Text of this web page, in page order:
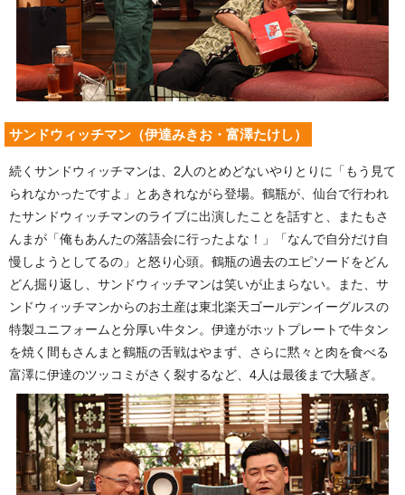
サンドウィッチマン（伊達みきお・富澤たけし）
続くサンドウィッチマンは、2人のとめどないやりとりに「もう見て
られなかったですよ」とあきれながら登場。鶴瓶が、仙台で行われ
たサンドウィッチマンのライブに出演したことを話すと、またもさ
んまが「俺もあんたの落語会に行ったよな！」「なんで自分だけ自
慢しようとしてるの」と怒り心頭。鶴瓶の過去のエピソードをどん
どん掘り返し、サンドウィッチマンは笑いが止まらない。また、サ
ンドウィッチマンからのお土産は東北楽天ゴールデンイーグルスの
特製ユニフォームと分厚い牛タン。伊達がホットプレートで牛タン
を焼く間もさんまと鶴瓶の舌戦はやまず、さらに黙々と肉を食べる
富澤に伊達のツッコミがさく裂するなど、4人は最後まで大騒ぎ。